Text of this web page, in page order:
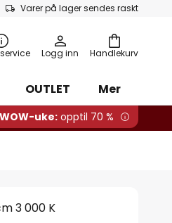
Varer på lager sendes raskt
Handlekurv
Logg inn
OUTLET
Mer
WOW-uke: opptil 70 %
3 000 K